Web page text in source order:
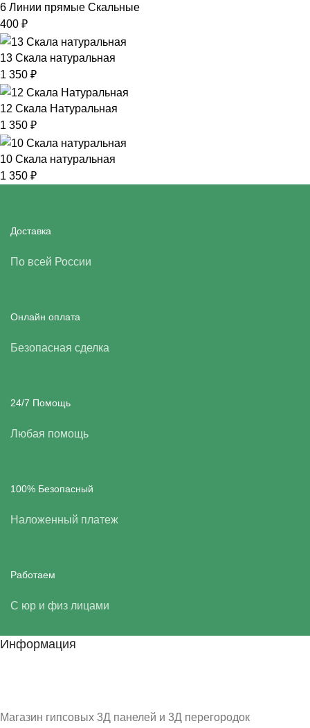
6 Линии прямые Скальные
400 ₽
13 Скала натуральная
1 350 ₽
12 Скала Натуральная
1 350 ₽
10 Скала натуральная
1 350 ₽
Доставка
По всей России
Онлайн оплата
Безопасная сделка
24/7 Помощь
Любая помощь
100% Безопасный
Наложенный платеж
Работаем
С юр и физ лицами
Информация
Магазин гипсовых 3Д панелей и 3Д перегородок